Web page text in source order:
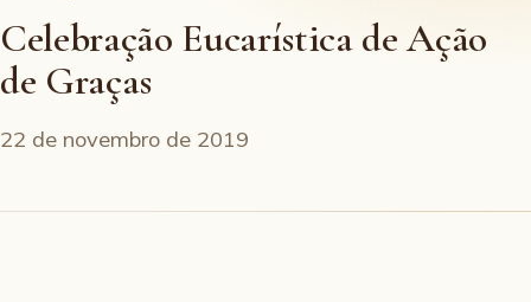
Celebração Eucarística de Ação
de Graças
22 de novembro de 2019